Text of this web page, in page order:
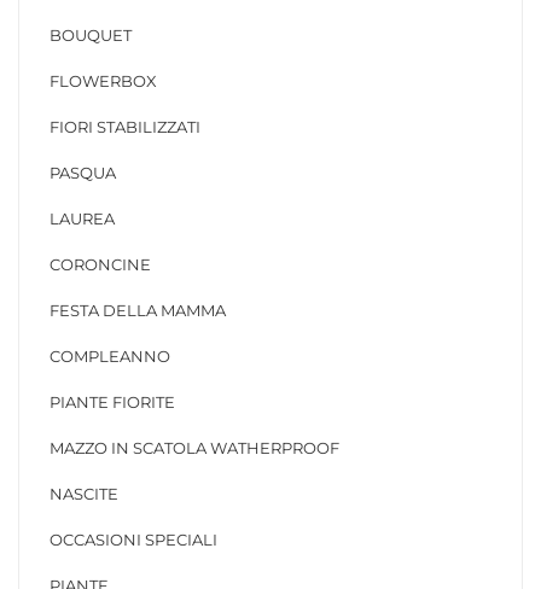
BOUQUET
FLOWERBOX
FIORI STABILIZZATI
PASQUA
LAUREA
CORONCINE
FESTA DELLA MAMMA
COMPLEANNO
PIANTE FIORITE
MAZZO IN SCATOLA WATHERPROOF
NASCITE
OCCASIONI SPECIALI